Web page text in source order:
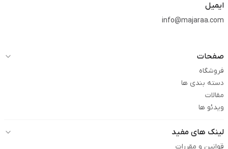
ایمیل
info@majaraa.com
صفحات
فروشگاه
دسته بندی ها
مقالات
ویدئو ها
لینک های مفید
قوانین و مقررات